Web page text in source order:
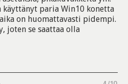
käyttänyt paria Win10 konetta
on huomattavasti pidempi.
joten se saattaa olla